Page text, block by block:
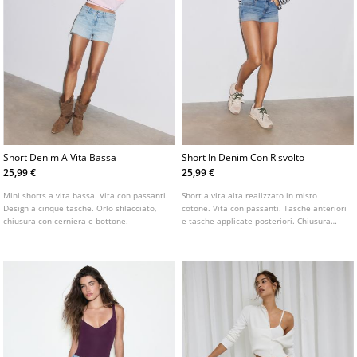
Short Denim A Vita Bassa
25,99 €
Mini shorts a vita bassa. Vita con passanti.
Design a cinque tasche. Orlo sfilacciato,
chiusura con cerniera e bottone.
Short In Denim Con Risvolto
25,99 €
Short a vita alta realizzato in misto
cotone. Vita con passanti. Tasche anteriori
e tasche applicate posteriori. Chiusura
vari colori.